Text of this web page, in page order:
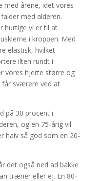
med årene, idet vores
med alderen.
hurtige vi er til at
i kroppen. Med
elastisk, hvilket
ilten rundt i
vores hjerte større og
får sværere ved at
på 30 procent i
og en 75-årig vil
halv så god som en 20-
det også ned ad bakke
træner eller ej. En 80-